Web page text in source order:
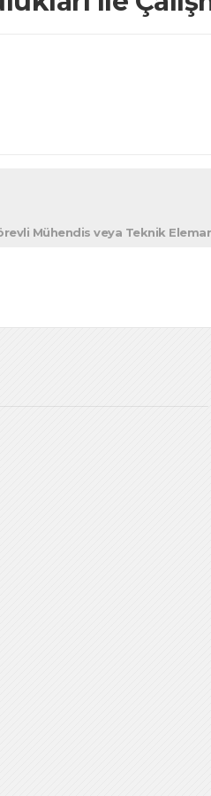
Mühendis veya Teknik